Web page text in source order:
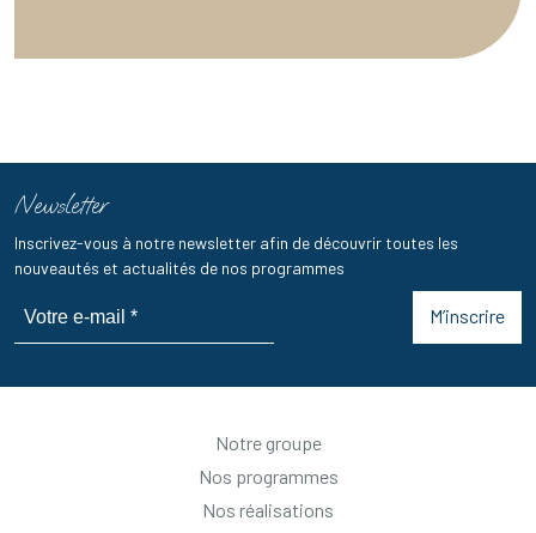
Newsletter
Inscrivez-vous à notre newsletter afin de découvrir toutes les
nouveautés et actualités de nos programmes
M’inscrire
Notre groupe
Nos programmes
Nos réalisations